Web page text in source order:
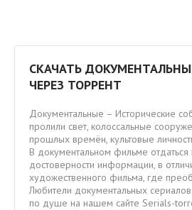
СКАЧАТЬ
ЧЕРЕЗ ТОРРЕНТ
Документальные – Исторические
пролили свет, колоссальные
прошлых времён, культовые
В документальном фильме
достоверности информации, в
художественного фильма, где
Любители документальных
по душе на нашем сайте Serials-